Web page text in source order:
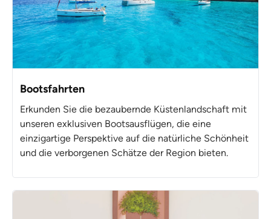
Bootsfahrten
Erkunden Sie die bezaubernde Küstenlandschaft mit
unseren exklusiven Bootsausflügen, die eine
einzigartige Perspektive auf die natürliche Schönheit
und die verborgenen Schätze der Region bieten.